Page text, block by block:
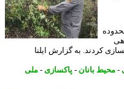
کردند. به گزارش ایلنا
بانان-پاکسازی- ملی